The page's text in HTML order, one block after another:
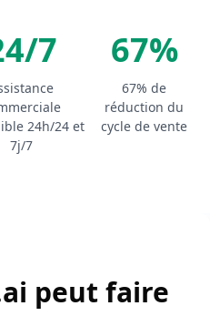
7
24h/24 et
7j/7
67%
67% de
réduction du
cycle de vente
peut faire